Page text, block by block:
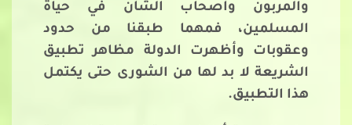
والمربون وأصحاب الشأن في حياة
المسلمين، فمهما طبقنا من حدود
وعقوبات وأظهرت الدولة مظاهر تطبيق
الشريعة لا بد لها من الشورى حتى يكتمل
هذا التطبيق.